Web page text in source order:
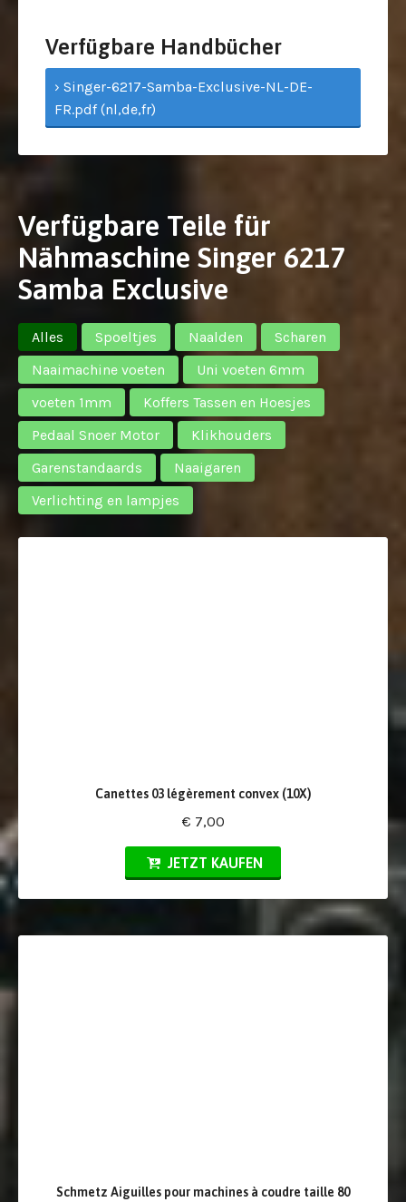
Verfügbare Handbücher
› Singer-6217-Samba-Exclusive-NL-DE-
FR.pdf (nl,de,fr)
Verfügbare Teile für
Nähmaschine Singer 6217
Samba Exclusive
Alles Spoeltjes Naalden
Scharen
Naaimachine voeten
Uni voeten 6mm
voeten 1mm
Koffers Tassen en Hoesjes
Pedaal Snoer Motor
Klikhouders
Garenstandaards
Naaigaren
Verlichting en lampjes
Canettes 03 légèrement convex (10X)
€ 7,00
JETZT KAUFEN
Schmetz Aiguilles pour machines à coudre taille 80